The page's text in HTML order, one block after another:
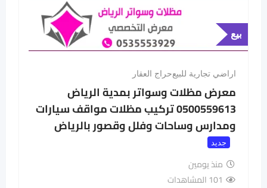
بيع
اراضي تجارية للبيعحراج العقار
معرض مظلات وسواتر بمدية الرياض
0500559613 تركيب مظلات مواقف سيارات
ومدارس وساحات وفلل وقصور بالرياض
جديد
منذ يومين
101 المشاهدات